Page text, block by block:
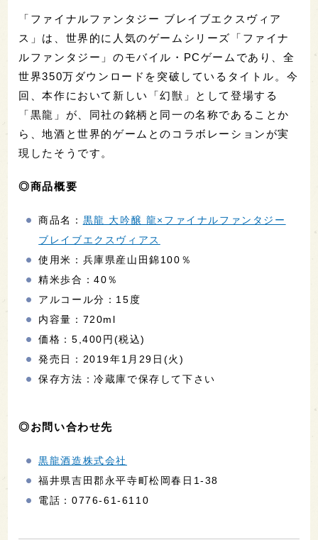
「ファイナルファンタジー ブレイブエクスヴィア
ス」は、世界的に人気のゲームシリーズ「ファイナ
ルファンタジー」のモバイル・PCゲームであり、全
世界350万ダウンロードを突破しているタイトル。今
回、本作において新しい「幻獣」として登場する
「黒龍」が、同社の銘柄と同一の名称であることか
ら、地酒と世界的ゲームとのコラボレーションが実
現したそうです。
◎商品概要
商品名： 黒龍 大吟醸 龍×ファイナルファンタジー
ブレイブエクスヴィアス
使用米：兵庫県産山田錦100％
精米歩合：40％
アルコール分：15度
内容量：720ml
価格：5,400円(税込)
発売日：2019年1月29日(火)
保存方法：冷蔵庫で保存して下さい
◎お問い合わせ先
黒龍酒造株式会社
福井県吉田郡永平寺町松岡春日1-38
電話：0776-61-6110